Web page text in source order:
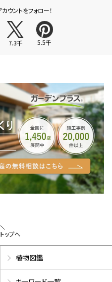
ウントをフォロー！
7.3千 5.5千
ップへ
植物図鑑